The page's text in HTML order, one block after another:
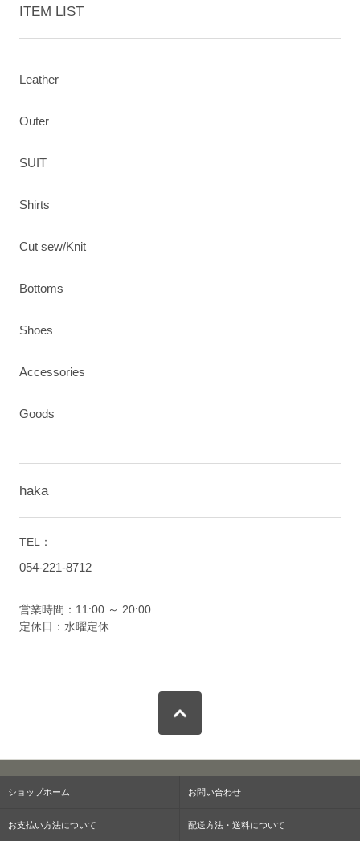
ITEM LIST
Leather
Outer
SUIT
Shirts
Cut sew/Knit
Bottoms
Shoes
Accessories
Goods
haka
TEL：
054-221-8712
営業時間：11:00 ～ 20:00
定休日：水曜定休
ショップホーム お問い合わせ
お支払い方法について 配送方法・送料について